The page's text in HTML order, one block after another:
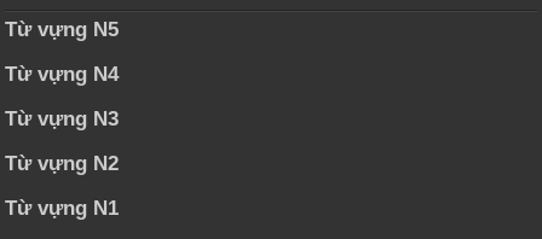
Từ vựng N5
Từ vựng N4
Từ vựng N3
Từ vựng N2
Từ vựng N1